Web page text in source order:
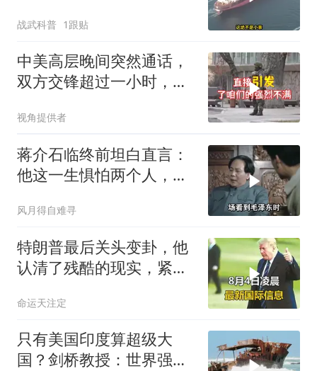
战武科普 1跟贴
中美高层晚间突然通话，
双方交锋超过一小时，美
视角提供者
蒋介石临终前坦白直言：
他这一生惧怕两个人，却
风月得自难寻
特朗普最后关头变卦，他
认清了残酷的现实，紧急
命运天注定
只有美国印度算超级大
国？剑桥教授：世界强国